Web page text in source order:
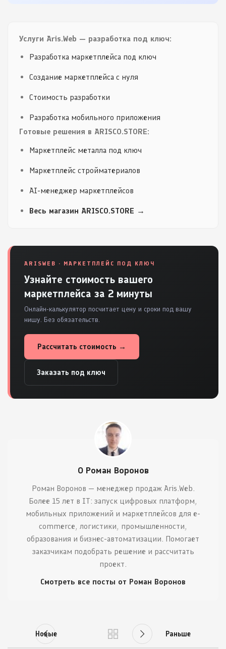
Услуги Aris.Web — разработка под ключ:
Разработка маркетплейса под ключ
Создание маркетплейса с нуля
Стоимость разработки
Разработка мобильного приложения
Готовые решения в ARISCO.STORE:
Маркетплейс металла под ключ
Маркетплейс стройматериалов
AI-менеджер маркетплейсов
Весь магазин ARISCO.STORE →
ARISWEB · МАРКЕТПЛЕЙС ПОД КЛЮЧ
Узнайте стоимость вашего
маркетплейса за 2 минуты
Онлайн-калькулятор посчитает цену и сроки под вашу
нишу. Без обязательств.
Рассчитать стоимость →
Заказать под ключ
О Роман Воронов
Роман Воронов — менеджер продаж Aris.Web.
Более 15 лет в IT: запуск цифровых платформ,
мобильных приложений и маркетплейсов для e-
commerce, логистики, промышленности,
образования и бизнес-автоматизации. Помогает
заказчикам подобрать решение и рассчитать
проект.
Смотреть все посты от Роман Воронов
Новые Раньше